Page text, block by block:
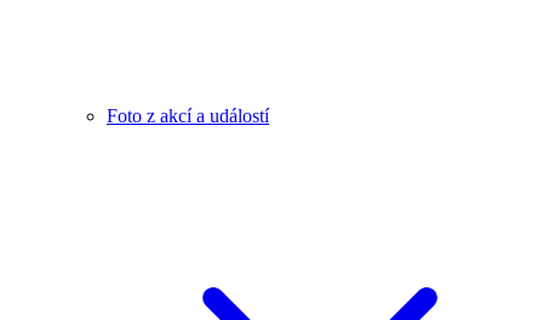
Foto z akcí a událostí